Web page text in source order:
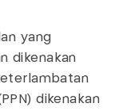
yang
dikenakan
dikenakan